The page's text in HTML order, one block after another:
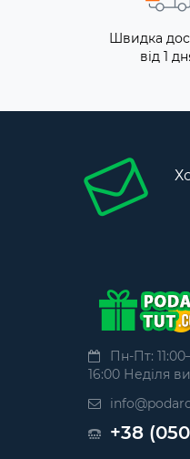
Швидка
від 1
Пн-Пт:
16:00 Неділя
+38